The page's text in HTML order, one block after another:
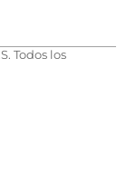
Todos los